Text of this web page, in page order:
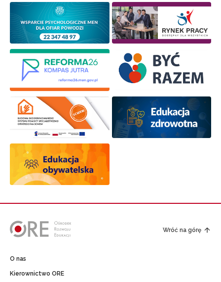
Wróć na górę
O nas
Kierownictwo ORE
Wyrażam zgodę na przetwarzanie moich danych
osobowych przez ORE w celach marketingowych.
Zapisuję się